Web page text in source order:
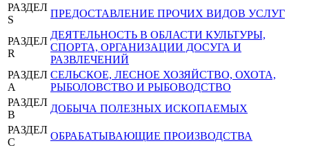
РАЗДЕЛ
S
ПРЕДОСТАВЛЕНИЕ ПРОЧИХ ВИДОВ УСЛУГ
РАЗДЕЛ
R
ДЕЯТЕЛЬНОСТЬ В ОБЛАСТИ КУЛЬТУРЫ,
СПОРТА, ОРГАНИЗАЦИИ ДОСУГА И
РАЗВЛЕЧЕНИЙ
РАЗДЕЛ
A
СЕЛЬСКОЕ, ЛЕСНОЕ ХОЗЯЙСТВО, ОХОТА,
РЫБОЛОВСТВО И РЫБОВОДСТВО
РАЗДЕЛ
B
ДОБЫЧА ПОЛЕЗНЫХ ИСКОПАЕМЫХ
РАЗДЕЛ
C
ОБРАБАТЫВАЮЩИЕ ПРОИЗВОДСТВА